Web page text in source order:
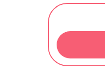
Měrná
cena: